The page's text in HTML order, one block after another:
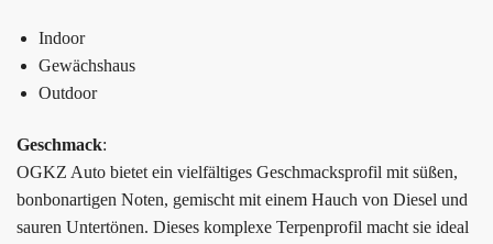
Indoor
Gewächshaus
Outdoor
Geschmack:
OGKZ Auto bietet ein vielfältiges Geschmacksprofil mit süßen,
bonbonartigen Noten, gemischt mit einem Hauch von Diesel und
sauren Untertönen. Dieses komplexe Terpenprofil macht sie ideal